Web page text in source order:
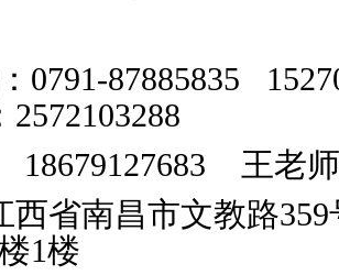
：0791-87885835
2572103288
王老
西省南昌市文教路
1楼